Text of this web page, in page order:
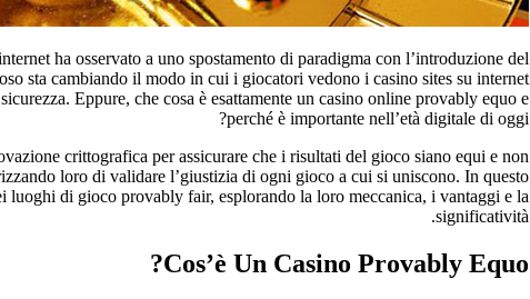
ha osservato a uno spostamento di paradigma con l’introduzione del
sta cambiando il modo in cui i giocatori vedono i casino sites su internet
Eppure, che cosa è esattamente un casino online provably equo e
perché è importante nell’età digitale di oggi?
crittografica per assicurare che i risultati del gioco siano equi e non
loro di validare l’giustizia di ogni gioco a cui si uniscono. In questo
di gioco provably fair, esplorando la loro meccanica, i vantaggi e la
significatività.
Cos’è Un Casino Provably Equo?